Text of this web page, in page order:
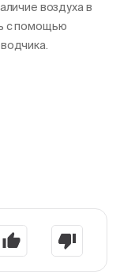
воздуха в
с помощью